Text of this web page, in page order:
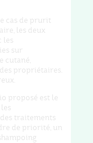
cas de prurit
les deux
les
sur
cutané,
propriétaires.
proposé est le
traitements
de priorité, un